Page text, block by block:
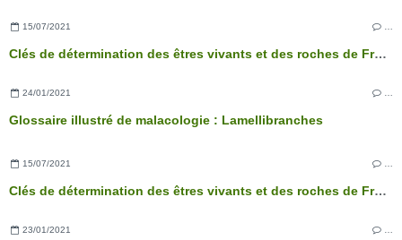
15/07/2021
Clés de détermination des êtres vivants et des roches de France - 3ème édition
24/01/2021
Glossaire illustré de malacologie : Lamellibranches
15/07/2021 …
Clés de détermination des êtres vivants et des roches de France - 3ème édition
23/01/2021